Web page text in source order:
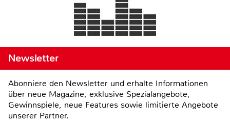
Newsletter
Abonniere den Newsletter und erhalte Informationen
über neue Magazine, exklusive Spezialangebote,
Gewinnspiele, neue Features sowie limitierte Angebote
unserer Partner.